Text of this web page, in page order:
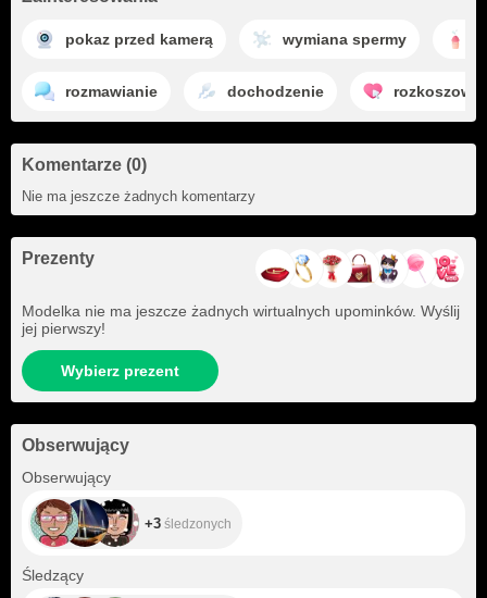
pokaz przed kamerą wymiana spermy
rozmawianie dochodzenie
Komentarze (0)
Nie ma jeszcze żadnych komentarzy
Prezenty
Modelka nie ma jeszcze żadnych wirtualnych upominków. Wyślij
jej pierwszy!
Wybierz prezent
Obserwujący
Obserwujący
+3 śledzonych
Śledzący